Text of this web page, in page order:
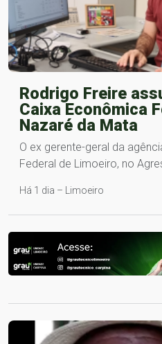
Rodrigo Freire
Caixa Econômica
Nazaré da Mata
O ex gerente-geral da
Federal de Limoeiro, no
Há 1 dia – Limoeiro